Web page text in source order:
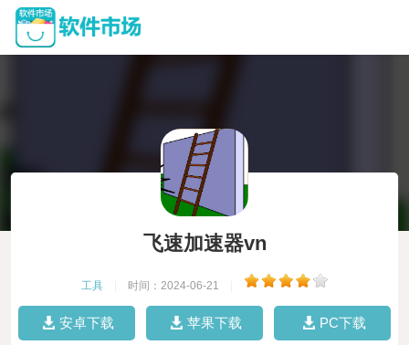
飞速加速器vn
工具 时间：2024-06-21
安卓下载 苹果下载 PC下载